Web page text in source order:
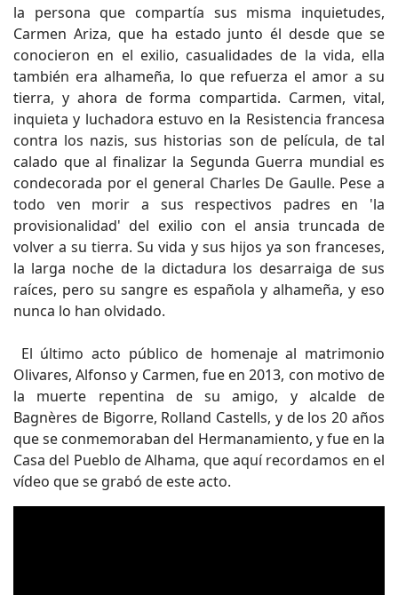
la persona que compartía sus misma inquietudes,
Carmen Ariza, que ha estado junto él desde que se
conocieron en el exilio, casualidades de la vida, ella
también era alhameña, lo que refuerza el amor a su
tierra, y ahora de forma compartida. Carmen, vital,
inquieta y luchadora estuvo en la Resistencia francesa
contra los nazis, sus historias son de película, de tal
calado que al finalizar la Segunda Guerra mundial es
condecorada por el general Charles De Gaulle. Pese a
todo ven morir a sus respectivos padres en 'la
provisionalidad' del exilio con el ansia truncada de
volver a su tierra. Su vida y sus hijos ya son franceses,
la larga noche de la dictadura los desarraiga de sus
raíces, pero su sangre es española y alhameña, y eso
nunca lo han olvidado.
El último acto público de homenaje al matrimonio
Olivares, Alfonso y Carmen, fue en 2013, con motivo de
la muerte repentina de su amigo, y alcalde de
Bagnères de Bigorre, Rolland Castells, y de los 20 años
que se conmemoraban del Hermanamiento, y fue en la
Casa del Pueblo de Alhama, que aquí recordamos en el
vídeo que se grabó de este acto.